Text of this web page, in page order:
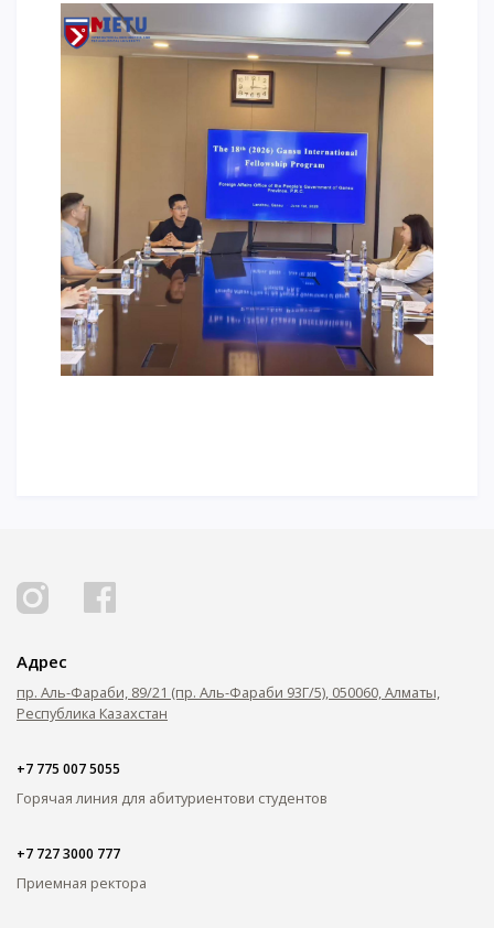
Адрес
пр. Аль-Фараби, 89/21 (пр. Аль-Фараби 93Г/5), 050060, Алматы,
Республика Казахстан
+7 775 007 5055
Горячая линия для абитуриентови студентов
+7 727 3000 777
Приемная ректора